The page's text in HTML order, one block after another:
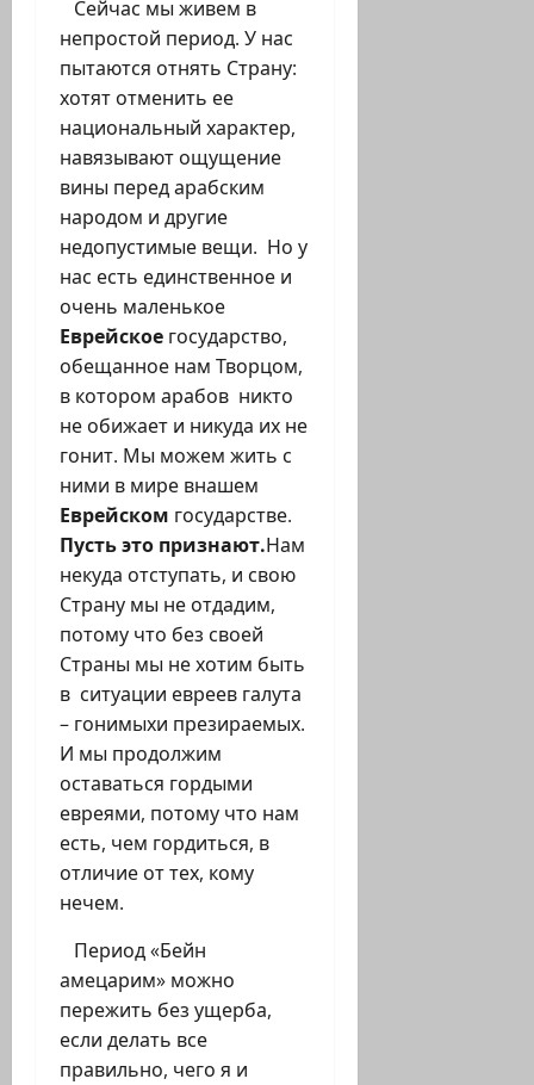
Сейчас мы живем в
непростой период. У нас
пытаются отнять Страну:
хотят отменить ее
национальный характер,
навязывают ощущение
вины перед арабским
народом и другие
недопустимые вещи. Но у
нас есть единственное и
очень маленькое
Еврейское государство,
обещанное нам Творцом,
в котором арабов никто
не обижает и никуда их не
гонит. Мы можем жить с
ними в мире внашем
Еврейском государстве.
Пусть это признают.Нам
некуда отступать, и свою
Страну мы не отдадим,
потому что без своей
Страны мы не хотим быть
в ситуации евреев галута
– гонимыхи презираемых.
И мы продолжим
оставаться гордыми
евреями, потому что нам
есть, чем гордиться, в
отличие от тех, кому
нечем.
Период «Бейн
амецарим» можно
пережить без ущерба,
если делать все
правильно, чего я и